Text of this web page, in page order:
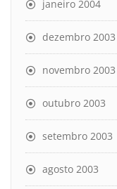
janeiro 2004
dezembro 2003
novembro 2003
outubro 2003
setembro 2003
agosto 2003